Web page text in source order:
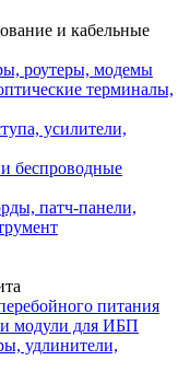
и кабельные
роутеры, модемы
терминалы,
усилители,
беспроводные
патч-панели,
питания
модули для ИБП
удлинители,